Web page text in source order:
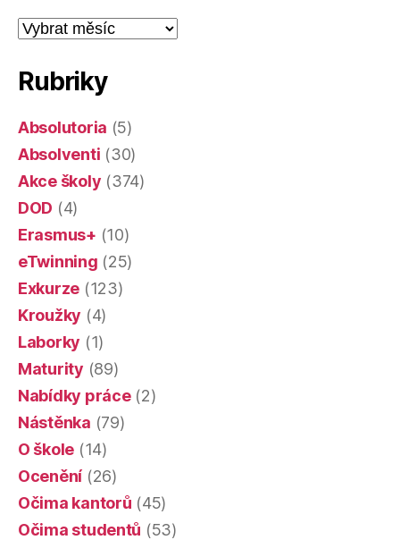
Články
dle
Rubriky
Absolutoria (5)
Absolventi (30)
Akce školy (374)
DOD (4)
Erasmus+ (10)
eTwinning (25)
Exkurze (123)
Kroužky (4)
Laborky (1)
Maturity (89)
Nabídky práce(2)
Nástěnka (79)
O škole (14)
Ocenění (26)
Očima kantorů (45)
Očima studentů (53)